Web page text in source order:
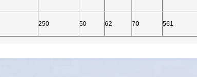
250 50 62 70 561